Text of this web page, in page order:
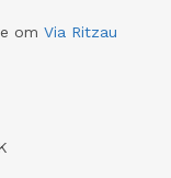
om Via Ritzau